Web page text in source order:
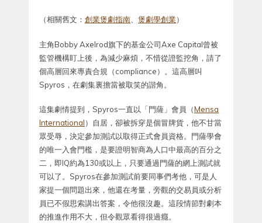
（相關舊文： 創業煲劇指南 煲劇學創業）
主角Bobby Axelrod旗下的基金公司Axe Capital曾被
監管機構盯上後，為減少麻煩，不惜從證監挖角，請了
個高層回來專責合規（compliance）。這高層叫
Spyros，在劇集裏擔當被取笑的諧角。
這集劇情提到，Spyros一直以「門薩」會員（Mensa
International）自居，卻被拆穿是個冒牌貨，他不甘當
眾受辱，決定參加測試以取得正式會員資格。門薩學會
的唯一入會門檻，是要證明智商為人口中最高的百分之
二，即IQ約為130或以上，只要通過門薩的網上測試就
可以了。Spyros在參加測試前要同事們考他，可是人
家提一個問題出來，他還在考量，旁觀的交易員或分析
員已不假思索講出答案，令他很沒趣。這段情節對劇本
的推進作用不大，但令觀眾看得很過癮。